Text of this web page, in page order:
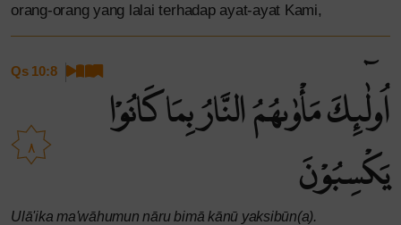
orang-orang yang lalai terhadap ayat-ayat Kami,
Qs 10:8
٨
اُولٰۤىِٕكَ مَأْوٰىهُمُ النَّارُ بِمَا كَانُوْا
يَكْسِبُوْنَ
Ulā'ika ma'wāhumun nāru bimā kānū yaksibūn(a).